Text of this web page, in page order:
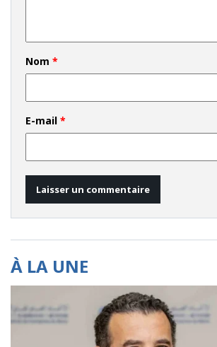
Nom *
E-mail *
À LA UNE